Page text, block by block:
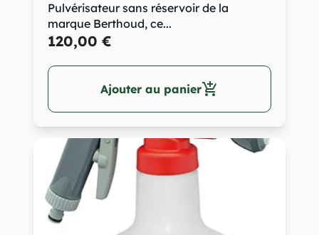
Pulvérisateur sans réservoir de la
marque Berthoud, ce...
120,00 €
Ajouter au panieradd_shopping_cart